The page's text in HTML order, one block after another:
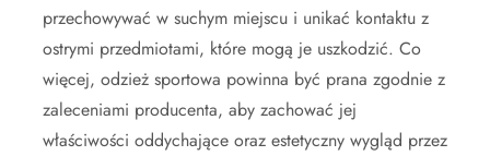
przechowywać w suchym miejscu i unikać kontaktu z
ostrymi przedmiotami, które mogą je uszkodzić. Co
więcej, odzież sportowa powinna być prana zgodnie z
zaleceniami producenta, aby zachować jej
właściwości oddychające oraz estetyczny wygląd przez